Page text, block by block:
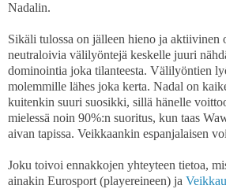
Nadalin.
Sikäli tulossa on jälleen hieno ja aktiivinen
neutraloivia välilyöntejä keskelle juuri
dominointia joka tilanteesta. Välilyöntien
molemmille lähes joka kerta. Nadal on
kuitenkin suuri suosikki, sillä hänelle
mielessä noin 90%:n suoritus, kun taas
aivan tapissa. Veikkaankin espanjalaisen
Joku toivoi ennakkojen yhteyteen tietoa,
ainakin Eurosport (playereineen) ja